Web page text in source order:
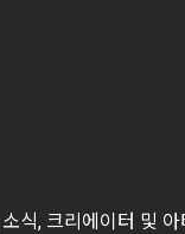
식, 크리에이터 및